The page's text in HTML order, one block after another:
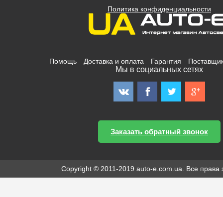
Политика конфиденциальности
Помощь Доставка и оплата Гарантия
Мы в социальных сетях
Заказать обратный звонок
Copyright © 2011-2019 auto-e.com.ua. Все